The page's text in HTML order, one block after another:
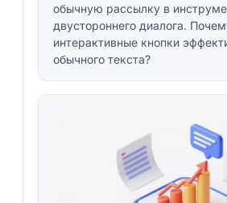
обычную рассылку в
двустороннего диалога.
интерактивные кнопки
обычного текста?